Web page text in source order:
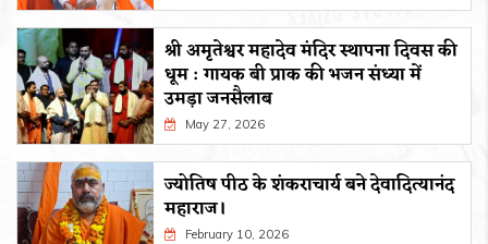
श्री अमृतेश्वर महादेव मंदिर स्थापना दिवस की
धूम : गायक बी प्राक की भजन संध्या में
उमड़ा जनसैलाब
May 27, 2026
ज्योतिष पीठ के शंकराचार्य बने देवादित्यानंद
महाराज।
February 10, 2026